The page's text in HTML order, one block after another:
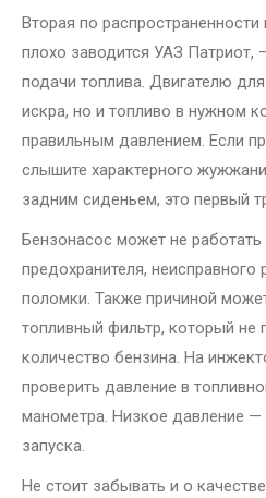
Вторая по
плохо заводится УАЗ Патриот,
подачи топлива. Двигателю
искра, но и топливо в нужном
правильным давлением. Если
слышите характерного
задним сиденьем, это первый
Бензонасос может не
предохранителя, неисправного
поломки. Также причиной
топливный фильтр, который не
количество бензина. На
проверить давление в
манометра. Низкое давление —
запуска.
Не стоит забывать и о